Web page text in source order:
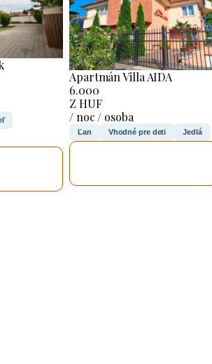
Apartmán Villa AIDA
6.000
Z HUF
/ noc / osoba
Ľan Vhodné pre deti Jedlá